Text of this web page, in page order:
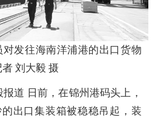
发往海南洋浦港的出口货物
刘大毅 摄
日前，在锦州港码头上，
出口集装箱被稳稳吊起，装